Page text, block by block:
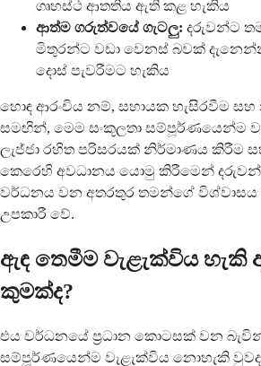
ගෘහස්ථ ආතතිය ඇති කළ හැකිය
ආත්ම ගරුත්වයේ ගැටලු: දරුවන්ට
මිතුරන්ට වඩා වෙනස් බවක්
දොස් පැවරීමට හැකිය
හොඳ ආරංචිය නම්, සහායක හැසිරවීම
සමඟින්, මෙම සංකූලතා සම්පූර්ණයෙන්ම
ලැජ්ජා රහිත පරිසරයක් නිර්මාණය කිරීම
කෙරෙහි අවධානය යොමු කිරීමෙන්
වර්ධනය වන අතරතුර තමන්ගේ විශ්වාසය
උපකාරී වේ.
ඇඳ තෙමීම වැළැක්විය හැකි
කුමක්ද?
එය වර්ධනයේ ප්‍රධාන කොටසක් වන
සම්පූර්ණයෙන්ම වැළැක්විය නොහැකි